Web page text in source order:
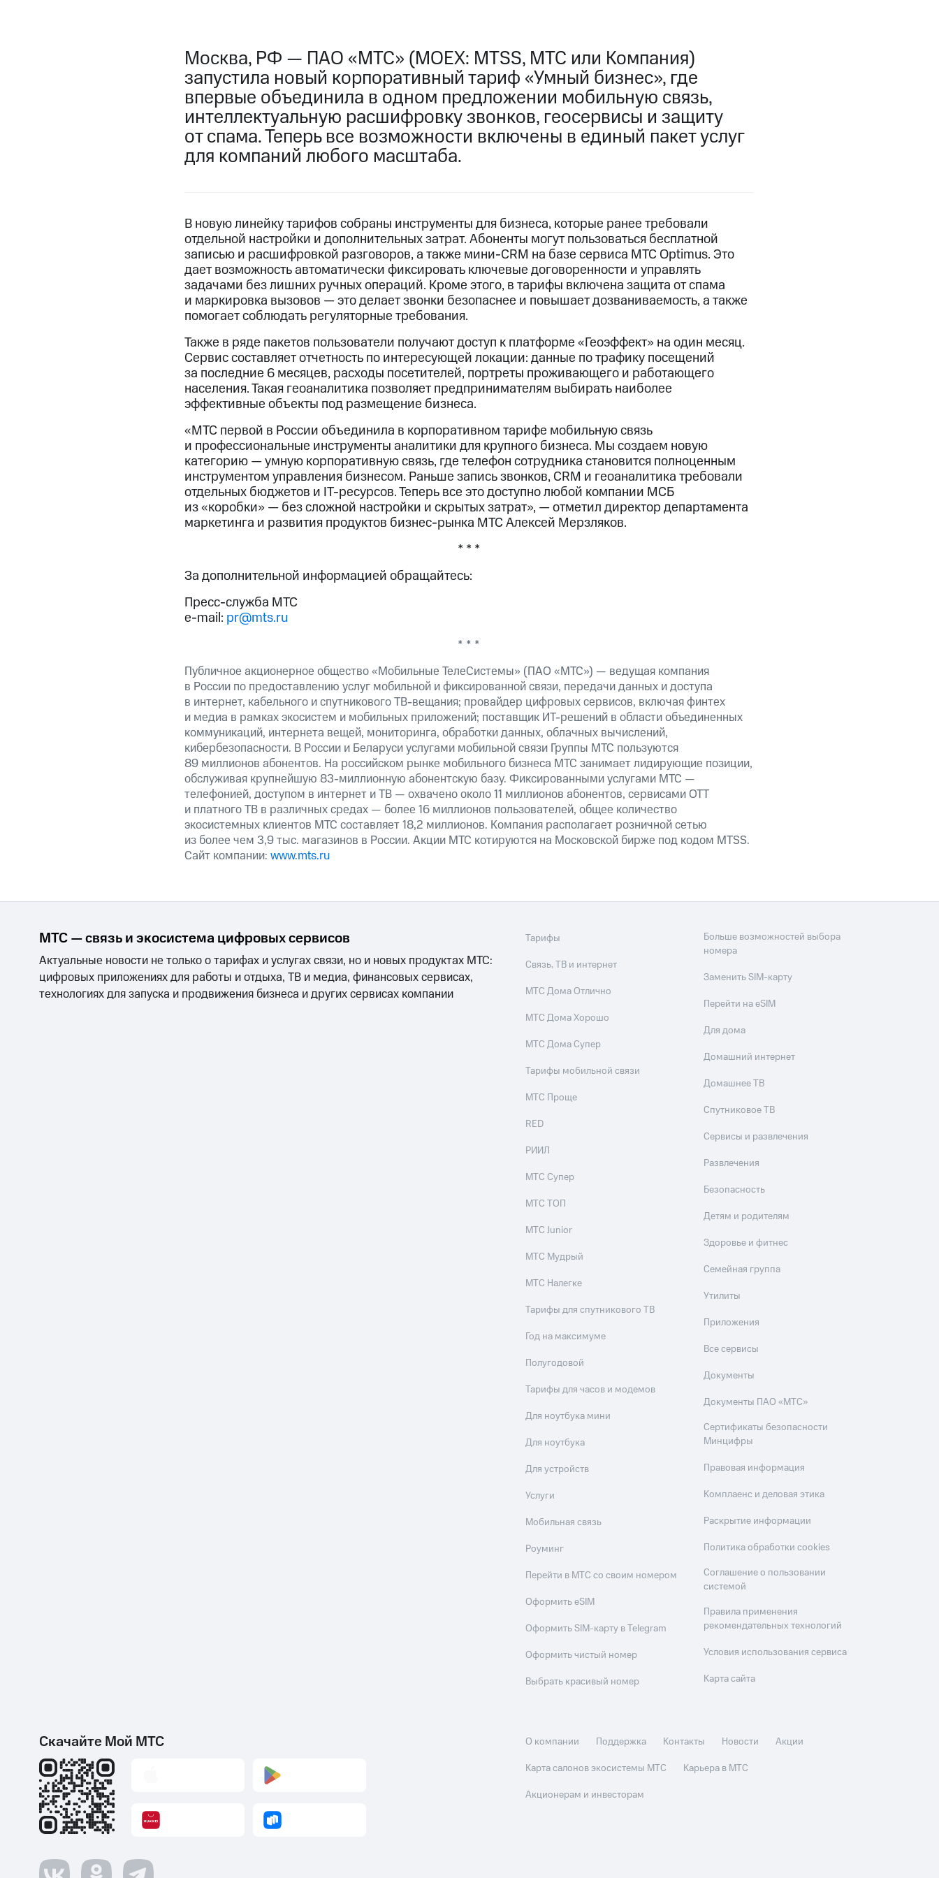
Москва, РФ — ПАО «МТС» (MOEX: MTSS, МТС или Компания)
запустила новый корпоративный тариф «Умный бизнес», где
впервые объединила в одном предложении мобильную связь,
интеллектуальную расшифровку звонков, геосервисы и защиту
от спама. Теперь все возможности включены в единый пакет услуг
для компаний любого масштаба.
В новую линейку тарифов собраны инструменты для бизнеса, которые ранее требовали
отдельной настройки и дополнительных затрат. Абоненты могут пользоваться бесплатной
записью и расшифровкой разговоров, а также мини-CRM на базе сервиса МТС Optimus. Это
дает возможность автоматически фиксировать ключевые договоренности и управлять
задачами без лишних ручных операций. Кроме этого, в тарифы включена защита от спама
и маркировка вызовов — это делает звонки безопаснее и повышает дозваниваемость, а также
помогает соблюдать регуляторные требования.
Также в ряде пакетов пользователи получают доступ к платформе «Геоэффект» на один месяц.
Сервис составляет отчетность по интересующей локации: данные по трафику посещений
за последние 6 месяцев, расходы посетителей, портреты проживающего и работающего
населения. Такая геоаналитика позволяет предпринимателям выбирать наиболее
эффективные объекты под размещение бизнеса.
«МТС первой в России объединила в корпоративном тарифе мобильную связь
и профессиональные инструменты аналитики для крупного бизнеса. Мы создаем новую
категорию — умную корпоративную связь, где телефон сотрудника становится полноценным
инструментом управления бизнесом. Раньше запись звонков, CRM и геоаналитика требовали
отдельных бюджетов и IT-ресурсов. Теперь все это доступно любой компании МСБ
из «коробки» — без сложной настройки и скрытых затрат», — отметил директор департамента
маркетинга и развития продуктов бизнес-рынка МТС Алексей Мерзляков.
* * *
За дополнительной информацией обращайтесь:
Пресс-служба МТС
e-mail: pr@mts.ru
* * *
Публичное акционерное общество «Мобильные ТелеСистемы» (ПАО «МТС») — ведущая компания
в России по предоставлению услуг мобильной и фиксированной связи, передачи данных и доступа
в интернет, кабельного и спутникового ТВ-вещания; провайдер цифровых сервисов, включая финтех
и медиа в рамках экосистем и мобильных приложений; поставщик ИТ-решений в области объединенных
коммуникаций, интернета вещей, мониторинга, обработки данных, облачных вычислений,
кибербезопасности. В России и Беларуси услугами мобильной связи Группы МТС пользуются
89 миллионов абонентов. На российском рынке мобильного бизнеса МТС занимает лидирующие позиции,
обслуживая крупнейшую 83-миллионную абонентскую базу. Фиксированными услугами МТС —
телефонией, доступом в интернет и ТВ — охвачено около 11 миллионов абонентов, сервисами OTT
и платного ТВ в различных средах — более 16 миллионов пользователей, общее количество
экосистемных клиентов МТС составляет 18,2 миллионов. Компания располагает розничной сетью
из более чем 3,9 тыс. магазинов в России. Акции МТС котируются на Московской бирже под кодом MTSS.
Сайт компании: www.mts.ru
МТС — связь и экосистема цифровых сервисов
Актуальные новости не только о тарифах и услугах связи, но и новых продуктах МТС:
цифровых приложениях для работы и отдыха, ТВ и медиа, финансовых сервисах,
технологиях для запуска и продвижения бизнеса и других сервисах компании
Тарифы
Связь, ТВ и интернет
МТС Дома Отлично
МТС Дома Хорошо
МТС Дома Супер
Тарифы мобильной связи
МТС Проще
RED
РИИЛ
МТС Супер
МТС ТОП
МТС Junior
МТС Мудрый
МТС Налегке
Тарифы для спутникового ТВ
Год на максимуме
Полугодовой
Тарифы для часов и модемов
Для ноутбука мини
Для ноутбука
Для устройств
Услуги
Мобильная связь
Роуминг
Перейти в МТС со своим номером
Оформить eSIM
Оформить SIM-карту в Telegram
Оформить чистый номер
Выбрать красивый номер
Больше возможностей выбора
номера
Заменить SIM-карту
Перейти на eSIM
Для дома
Домашний интернет
Домашнее ТВ
Спутниковое ТВ
Сервисы и развлечения
Развлечения
Безопасность
Детям и родителям
Здоровье и фитнес
Семейная группа
Утилиты
Приложения
Все сервисы
Документы
Документы ПАО «МТС»
Сертификаты безопасности
Минцифры
Правовая информация
Комплаенс и деловая этика
Раскрытие информации
Политика обработки cookies
Соглашение о пользовании
системой
Правила применения
рекомендательных технологий
Условия использования сервиса
Карта сайта
Скачайте Мой МТС О компании Поддержка Контакты Новости
Акции
Карта салонов экосистемы МТС
Карьера в МТС
Акционерам и инвесторам